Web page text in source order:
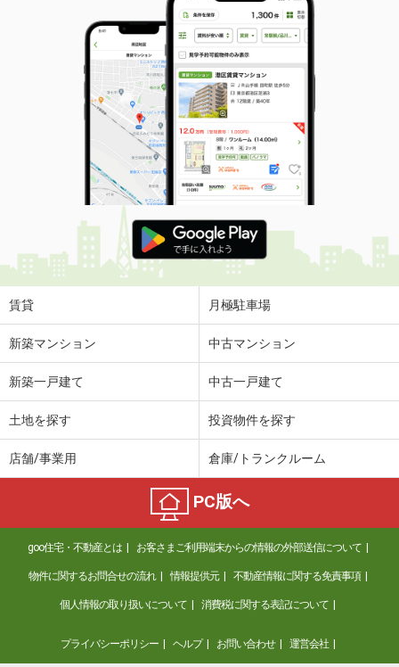
賃貸 月極駐車場
新築マンション 中古マンション
新築一戸建て 中古一戸建て
土地を探す 投資物件を探す
店舗/事業用 倉庫/トランクルーム
PC版へ
goo住宅・不動産とは お客さまご利用端末からの情報の外部送信について
物件に関するお問合せの流れ 情報提供元 不動産情報に関する免責事項
個人情報の取り扱いについて 消費税に関する表記について
プライバシーポリシー ヘルプ お問い合わせ 運営会社